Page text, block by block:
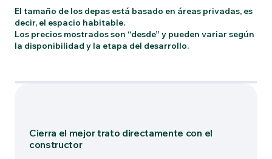
El tamaño de los depas está basado en áreas privadas, es
decir, el espacio habitable.
Los precios mostrados son “desde” y pueden variar según
la disponibilidad y la etapa del desarrollo.
Cierra el mejor trato directamente con el
constructor